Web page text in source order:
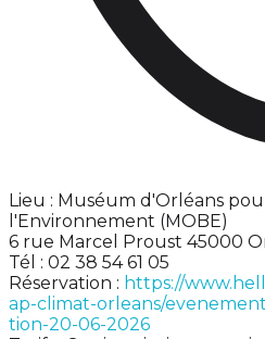
Lieu : Muséum d'Orléans
l'Environnement (MOBE)
6 rue Marcel Proust 45000
Tél : 02 38 54 61 05
Réservation : https://
ap-climat-orleans/
tion-20-06-2026